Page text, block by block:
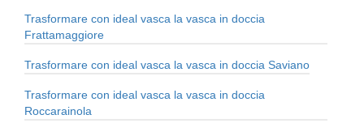
Trasformare con ideal vasca la vasca in doccia
Frattamaggiore
Trasformare con ideal vasca la vasca in doccia Saviano
Trasformare con ideal vasca la vasca in doccia
Roccarainola